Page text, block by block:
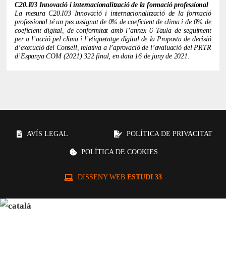
C20.I03 Innovació i internacionalització de la formació professional
La mesura C20.I03 Innovació i internacionalització de la formació
professional té un pes assignat de 0% de coeficient de clima i de 0% de
coeficient digital, de conformitat amb l’annex 6 Taula de seguiment
per a l’acció pel clima i l’etiquetatge digital de la Proposta de decisió
d’execució del Consell, relativa a l’aprovació de l’avaluació del PRTR
d’Espanya COM (2021) 322 final, en data 16 de juny de 2021.
AVÍS LEGAL POLÍTICA DE PRIVACITAT
POLÍTICA DE COOKIES
DISSENY WEBESTUDI 33